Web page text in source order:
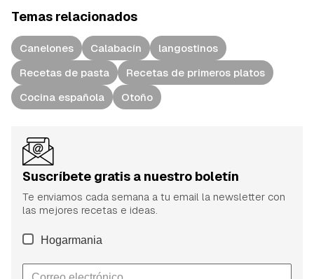
Temas relacionados
Canelones Calabacín
langostinos
Recetas de pasta
Recetas de primeros platos
Cocina española
Otoño
Suscríbete gratis a nuestro boletín
Te enviamos cada semana a tu email la newsletter con
las mejores recetas e ideas.
Hogarmania